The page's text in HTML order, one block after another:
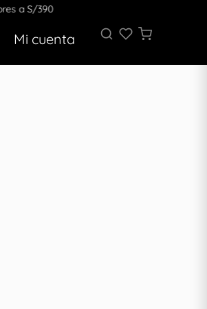
Mi cuenta